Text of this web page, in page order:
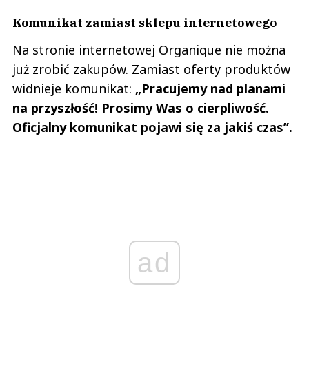
Komunikat zamiast sklepu internetowego
Na stronie internetowej Organique nie można
już zrobić zakupów. Zamiast oferty produktów
widnieje komunikat: „Pracujemy nad planami
na przyszłość! Prosimy Was o cierpliwość.
Oficjalny komunikat pojawi się za jakiś czas”.
ad